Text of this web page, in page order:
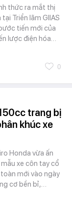
thức ra mắt thị
Triển lãm GIIAS
tiến mới của
lược điện hóa…
0
trang bị
khúc xe
Honda vừa ấn
xe côn tay cổ
mới vào ngày
cơ bền bỉ,…